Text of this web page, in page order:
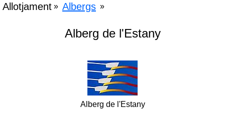
Allotjament » Albergs »
Alberg de l'Estany
Alberg de l'Estany